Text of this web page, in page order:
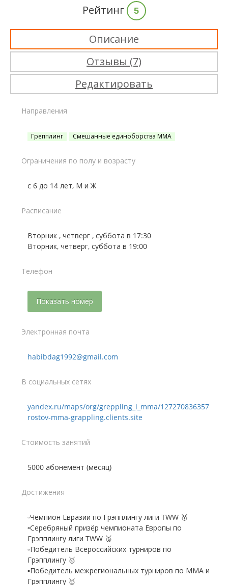
Рейтинг 5
Описание
Отзывы (7)
Редактировать
Направления
Грепплинг Смешанные единоборства ММА
Ограничения по полу и возрасту
с 6 до 14 лет, М и Ж
Расписание
Вторник , четверг , суббота в 17:30
Телефон
Показать номер
Электронная почта
habibdag1992@gmail.com
В социальных сетях
yandex.ru/maps/org/greppling_i_mma/127270836357
rostov-mma-grappling.clients.site
Стоимость занятий
5000 абонемент (месяц)
Достижения
▫️Чемпион Евразии по Грэпплингу лиги TWW 🥇
▫️Серебряный призёр чемпионата Европы по
Грэпплингу лиги TWW 🥈
▫️Победитель Всероссийских турниров по
Грэпплингу 🥇
▫️Победитель межрегиональных турниров по ММА и